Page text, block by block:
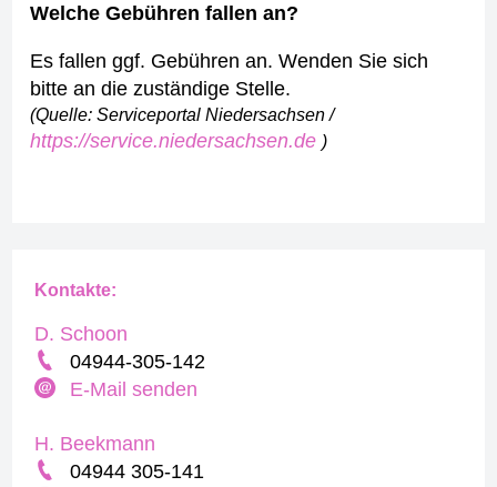
Welche Gebühren fallen an?
Es fallen ggf. Gebühren an. Wenden Sie sich
bitte an die zuständige Stelle.
(Quelle: Serviceportal Niedersachsen /
https://service.niedersachsen.de )
Kontakte:
D. Schoon
04944-305-142
E-Mail senden
H. Beekmann
04944 305-141